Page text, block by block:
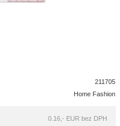
211705
Home Fashion
0.16,- EUR bez DPH